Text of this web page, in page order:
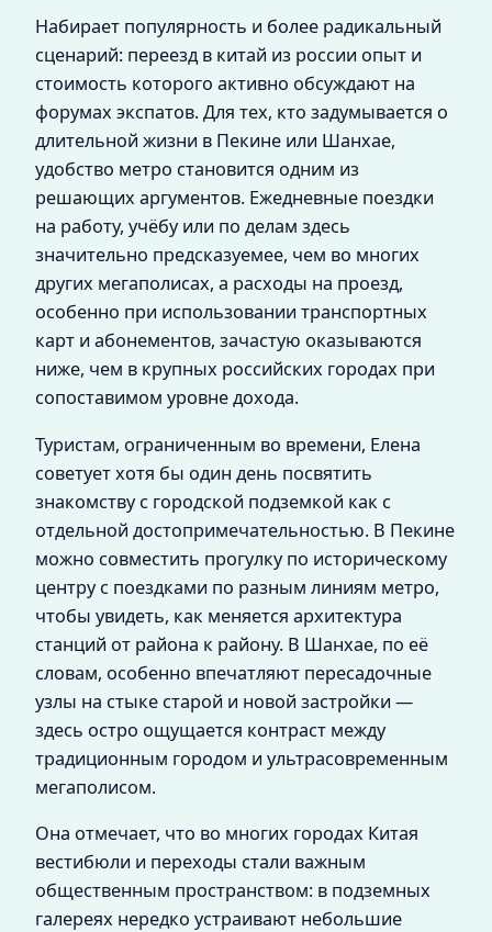
Набирает популярность и более радикальный
сценарий: переезд в китай из россии опыт и
стоимость которого активно обсуждают на
форумах экспатов. Для тех, кто задумывается о
длительной жизни в Пекине или Шанхае,
удобство метро становится одним из
решающих аргументов. Ежедневные поездки
на работу, учёбу или по делам здесь
значительно предсказуемее, чем во многих
других мегаполисах, а расходы на проезд,
особенно при использовании транспортных
карт и абонементов, зачастую оказываются
ниже, чем в крупных российских городах при
сопоставимом уровне дохода.
Туристам, ограниченным во времени, Елена
советует хотя бы один день посвятить
знакомству с городской подземкой как с
отдельной достопримечательностью. В Пекине
можно совместить прогулку по историческому
центру с поездками по разным линиям метро,
чтобы увидеть, как меняется архитектура
станций от района к району. В Шанхае, по её
словам, особенно впечатляют пересадочные
узлы на стыке старой и новой застройки —
здесь остро ощущается контраст между
традиционным городом и ультрасовременным
мегаполисом.
Она отмечает, что во многих городах Китая
вестибюли и переходы стали важным
общественным пространством: в подземных
галереях нередко устраивают небольшие